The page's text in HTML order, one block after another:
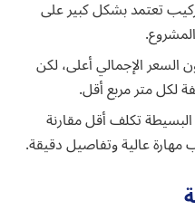
تعتمد بشكل كبير على
السعر الإجمالي أعلى، لكن
لكل متر مربع أقل.
تكلف أقل مقارنة
مهارة عالية وتفاصيل دقيقة.